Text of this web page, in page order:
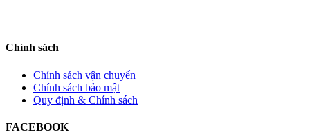
Chính sách
Chính sách vận chuyển
Chính sách bảo mật
Quy định & Chính sách
FACEBOOK